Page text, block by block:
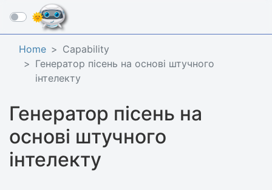
☰
Home
Capability
Генератор пісень на основі штучного
інтелекту
Генератор пісень на
основі штучного
інтелекту